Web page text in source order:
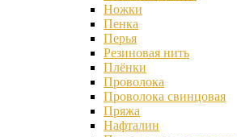
Ножки
Пенка
Перья
Резиновая нить
Плёнки
Проволока
Проволока свинцовая
Пряжа
Нафталин